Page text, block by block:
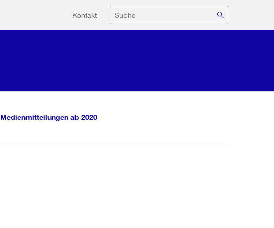
Hilfsnavigation
Kontakt Suche
Medienmitteilungen ab 2020